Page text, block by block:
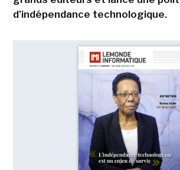
d'indépendance technologique.